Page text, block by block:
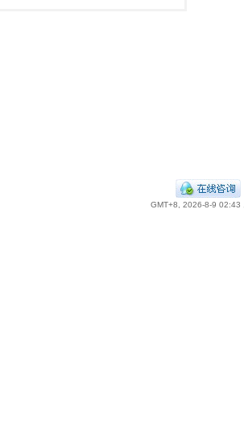
GMT+8, 2026-8-9 02:43